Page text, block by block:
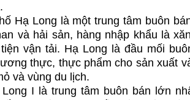
Hạ Long là một trung tâm buôn
và hải sản, hàng nhập khẩu là
vận tải. Hạ Long là đầu mối
thực, thực phẩm cho sản xuất
và vùng du lịch.
I là trung tâm buôn bán lớn